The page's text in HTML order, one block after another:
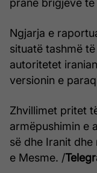
pranë brigjeve të
Ngjarja e
situatë tashmë
autoritetet
versionin e
Zhvillimet pritet
armëpushimin e
së dhe Iranit dhe
e Mesme. /